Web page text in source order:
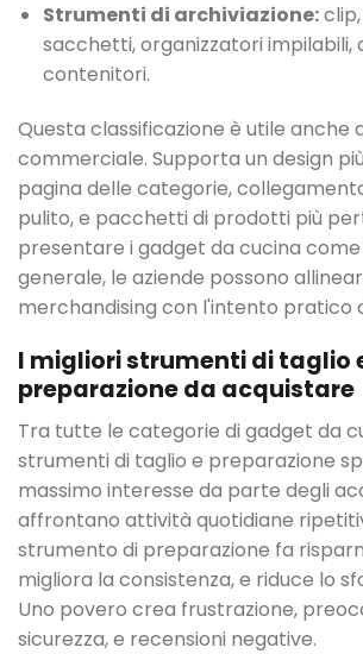
Strumenti di archiviazione:clip,
sacchetti, organizzatori impilabili,
contenitori.
Questa classificazione è utile anche
commerciale. Supporta un design
pagina delle categorie,
pulito, e pacchetti di prodotti più
presentare i gadget da cucina
generale, le aziende possono
merchandising con l'intento pratico
I migliori strumenti di taglio
preparazione da acquistare
Tra tutte le categorie di gadget da
strumenti di taglio e preparazione
massimo interesse da parte degli
affrontano attività quotidiane
strumento di preparazione fa
migliora la consistenza, e riduce lo
Uno povero crea frustrazione,
sicurezza, e recensioni negative.